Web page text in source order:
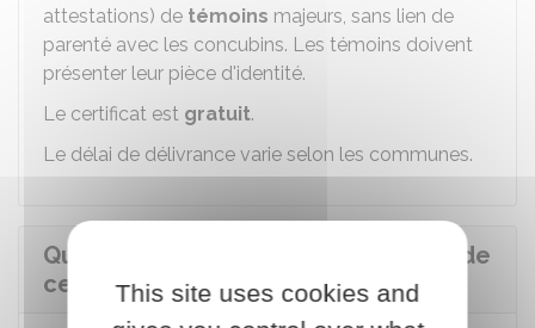
attestations) de témoins majeurs, sans lien de
parenté avec les concubins. Les témoins doivent
présenter leur pièce d'identité.
Le certificat est gratuit.
Le délai de délivrance varie selon les communes.
Que faire si la mairie ne délivre pas de
certificat de concubinage ?
This site uses cookies and